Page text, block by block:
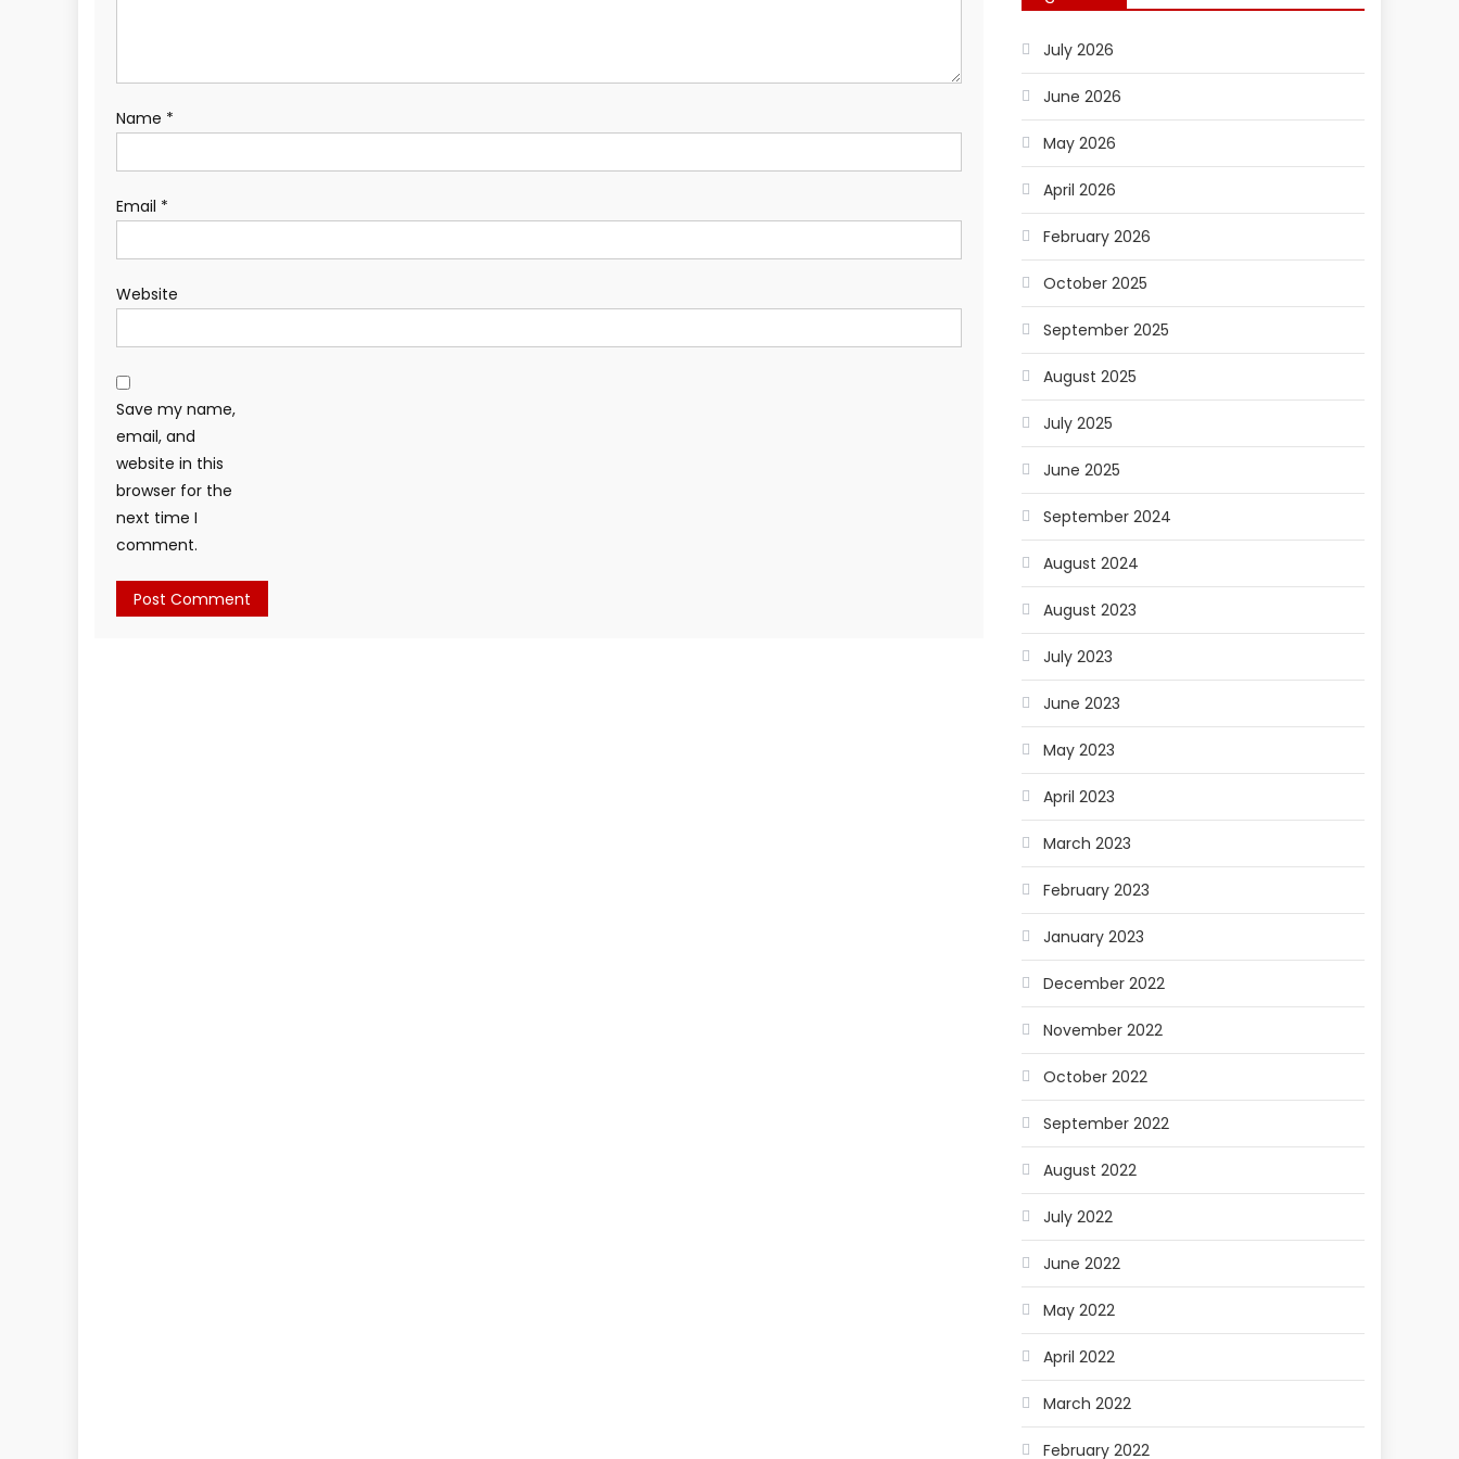
Name *
Email *
Website
Save my name,
email, and
website in this
browser for the
next time I
comment.
July 2026
June 2026
May 2026
April 2026
February 2026
October 2025
September 2025
August 2025
July 2025
June 2025
September 2024
August 2024
August 2023
July 2023
June 2023
May 2023
April 2023
March 2023
February 2023
January 2023
December 2022
November 2022
October 2022
September 2022
August 2022
July 2022
June 2022
May 2022
April 2022
March 2022
February 2022